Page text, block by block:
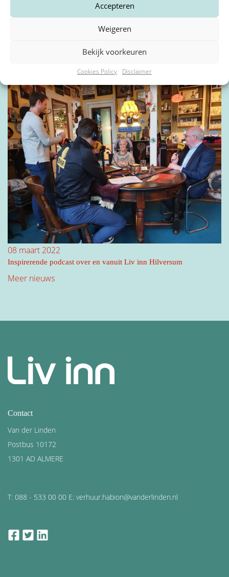
Accepteren
Weigeren
Bekijk voorkeuren
Cookies Policy Disclaimer
Akkoord voorwaarden en privacybeleid*
Door lid te worden ga je akkoord met devoorwaarden
*Verplichte velden
08 maart 2022
Inspirerende podcast over en vanuit Liv inn Hilversum
Meer nieuws
Contact
Van der Linden
Postbus 10172
1301 AD ALMERE
T: 088 - 533 00 00 E: verhuur.habion@vanderlinden.nl
facebook
twitter